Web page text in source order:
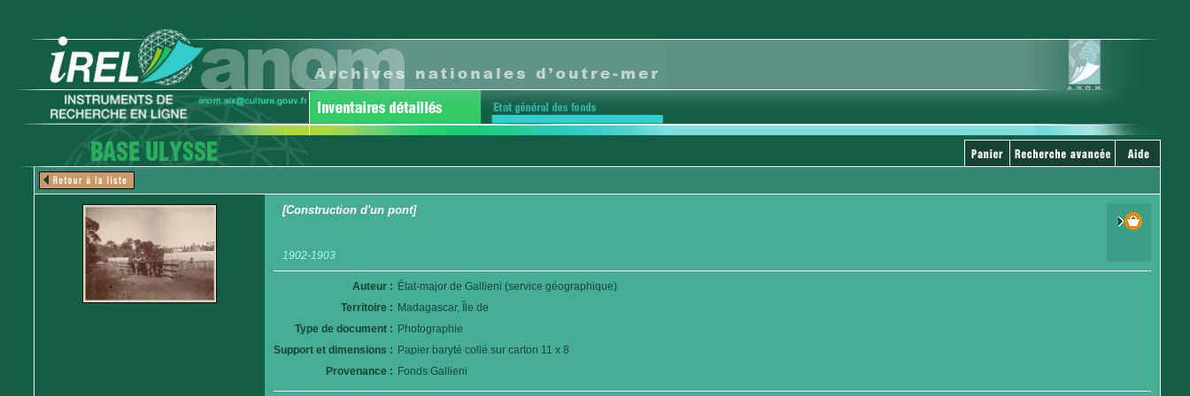
[Construction d'un pont]
1902-1903
Auteur : État-major de Gallieni (service géographique)
Territoire : Madagascar, Île de
Type de document : Photographie
Support et dimensions : Papier baryté collé sur carton 11 x 8
Provenance : Fonds Gallieni